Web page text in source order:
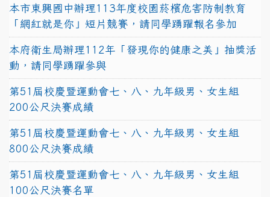
本市東興國中辦理113年度校園菸檳危害防制教育
「網紅就是你」短片競賽，請同學踴躍報名參加
本府衛生局辦理112年「發現你的健康之美」抽獎活
動，請同學踴躍參與
第51屆校慶暨運動會七、八、九年級男、女生組
200公尺決賽成績
第51屆校慶暨運動會七、八、九年級男、女生組
800公尺決賽成績
第51屆校慶暨運動會七、八、九年級男、女生組
100公尺決賽名單